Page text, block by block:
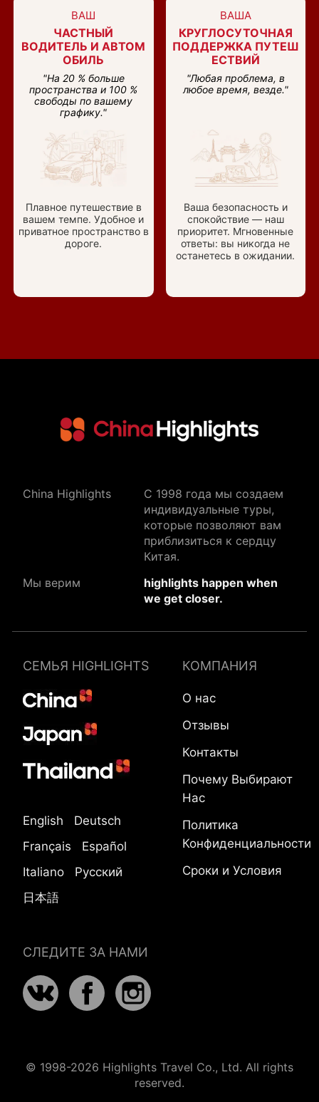
ВАШ
ЧАСТНЫЙ
ВОДИТЕЛЬ И АВТОМ
ОБИЛЬ
"На 20 % больше
пространства и 100 %
свободы по вашему
графику."
Плавное путешествие в
вашем темпе. Удобное и
приватное пространство в
дороге.
ВАША
КРУГЛОСУТОЧНАЯ
ПОДДЕРЖКА ПУТЕШ
ЕСТВИЙ
"Любая проблема, в
любое время, везде."
Ваша безопасность и
спокойствие — наш
приоритет. Мгновенные
ответы: вы никогда не
останетесь в ожидании.
China Highlights
C 1998 года мы создаем
индивидуальные туры,
которые позволяют вам
приблизиться к сердцу
Китая.
Мы верим
highlights happen when
we get closer.
СЕМЬЯ HIGHLIGHTS
English
Deutsch
Français
Español
Italiano
Русский
日本語
СЛЕДИТЕ ЗА НАМИ
КОМПАНИЯ
О нас
Отзывы
Контакты
Почему Выбирают
Нас
Политика
Конфиденциальности
Сроки и Условия
© 1998-2026 Highlights Travel Co., Ltd. All rights
reserved.